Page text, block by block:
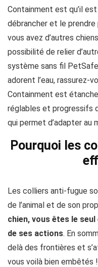
Containment est qu’il
débrancher et le
vous avez d’autres
possibilité de relier
système sans fil
adorent l’eau, rassurez-
Containment est
réglables et progressifs
qui permet d’adapter au
Pourquoi les
Les colliers anti-fugue
de l’animal et de son
chien, vous êtes le
de ses actions. En
delà des frontières et
vous voilà bien embêtés !